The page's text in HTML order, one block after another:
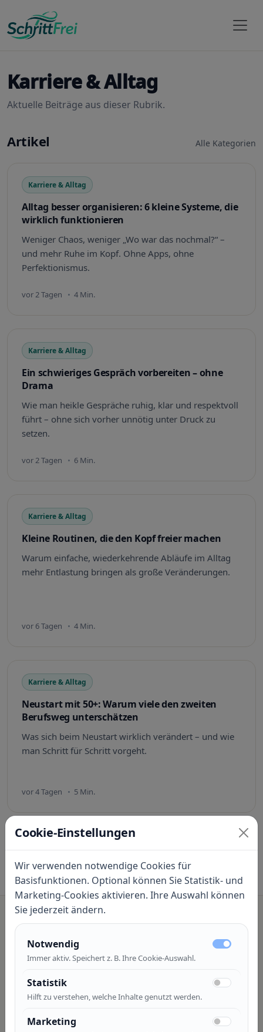
Karriere & Alltag
Aktuelle Beiträge aus dieser Rubrik.
Artikel Alle Kategorien
Karriere & Alltag
Alltag besser organisieren: 6 kleine Systeme, die
wirklich funktionieren
Weniger Chaos, weniger „Wo war das nochmal?“ –
und mehr Ruhe im Kopf. Ohne Apps, ohne
Perfektionismus.
vor 2 Tagen 4 Min.
Karriere & Alltag
Ein schwieriges Gespräch vorbereiten – ohne
Drama
Wie man heikle Gespräche ruhig, klar und respektvoll
führt – ohne sich vorher unnötig unter Druck zu
setzen.
vor 2 Tagen 6 Min.
Karriere & Alltag
Kleine Routinen, die den Kopf freier machen
Warum einfache, wiederkehrende Abläufe im Alltag
mehr Entlastung bringen als große Veränderungen.
vor 6 Tagen 4 Min.
Karriere & Alltag
Neustart mit 50+: Warum viele den zweiten
Berufsweg unterschätzen
Was sich beim Neustart wirklich verändert – und wie
man Schritt für Schritt vorgeht.
vor 4 Tagen 5 Min.
Newsletter
Einmal pro Woche: kurze
Tipps, die wirklich helfen
verständlich, ohne Spam. Abmelden jederzeit möglich.
Cookie-Einstellungen
Wir verwenden notwendige Cookies für
Basisfunktionen. Optional können Sie Statistik- und
Marketing-Cookies aktivieren. Ihre Auswahl können
Sie jederzeit ändern.
Notwendig
Immer aktiv. Speichert z. B. Ihre Cookie-Auswahl.
Statistik
Hilft zu verstehen, welche Inhalte genutzt werden.
Marketing